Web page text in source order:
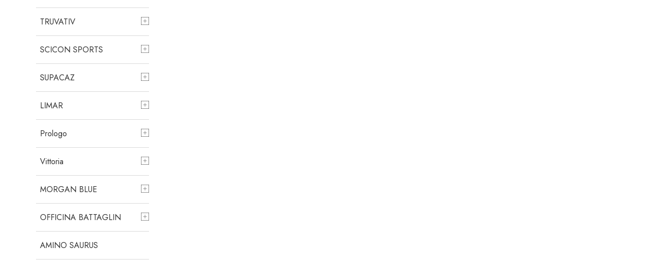
TRUVATIV
SCICON SPORTS
SUPACAZ
LIMAR
Prologo
Vittoria
MORGAN BLUE
OFFICINA BATTAGLIN
AMINO SAURUS